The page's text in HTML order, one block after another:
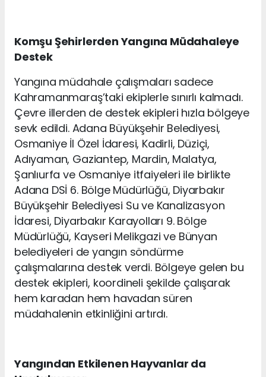
Komşu Şehirlerden Yangına Müdahaleye
Destek
Yangına müdahale çalışmaları sadece
Kahramanmaraş’taki ekiplerle sınırlı kalmadı.
Çevre illerden de destek ekipleri hızla bölgeye
sevk edildi. Adana Büyükşehir Belediyesi,
Osmaniye İl Özel İdaresi, Kadirli, Düziçi,
Adıyaman, Gaziantep, Mardin, Malatya,
Şanlıurfa ve Osmaniye itfaiyeleri ile birlikte
Adana DSİ 6. Bölge Müdürlüğü, Diyarbakır
Büyükşehir Belediyesi Su ve Kanalizasyon
İdaresi, Diyarbakır Karayolları 9. Bölge
Müdürlüğü, Kayseri Melikgazi ve Bünyan
belediyeleri de yangın söndürme
çalışmalarına destek verdi. Bölgeye gelen bu
destek ekipleri, koordineli şekilde çalışarak
hem karadan hem havadan süren
müdahalenin etkinliğini artırdı.
Yangından Etkilenen Hayvanlar da